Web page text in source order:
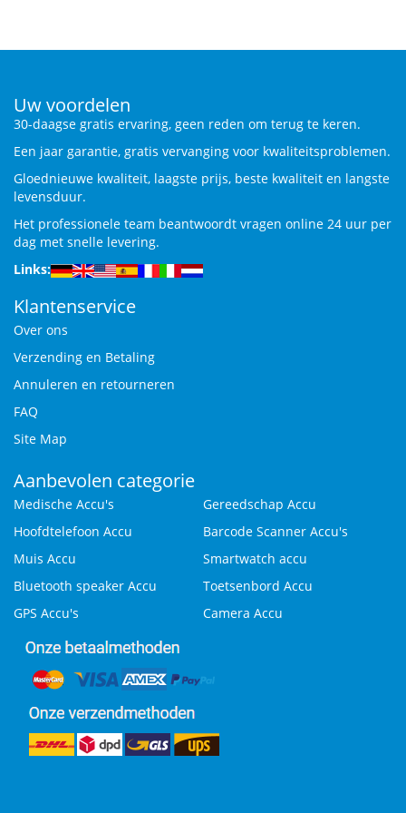
Uw voordelen
30-daagse gratis ervaring, geen reden om terug te keren.
Een jaar garantie, gratis vervanging voor kwaliteitsproblemen.
Gloednieuwe kwaliteit, laagste prijs, beste kwaliteit en langste
levensduur.
Het professionele team beantwoordt vragen online 24 uur per
dag met snelle levering.
Links:
Klantenservice
Over ons
Verzending en Betaling
Annuleren en retourneren
FAQ
Site Map
Aanbevolen categorie
Medische Accu's
Gereedschap Accu
Hoofdtelefoon Accu
Barcode Scanner Accu's
Muis Accu
Smartwatch accu
Bluetooth speaker Accu
Toetsenbord Accu
GPS Accu's
Camera Accu